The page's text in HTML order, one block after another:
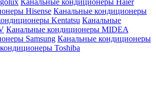
Канальные кондиционеры Haier
Hisense Канальные кондиционеры
Kentatsu Канальные
Канальные кондиционеры MIDEA
Samsung Канальные кондиционеры
Toshiba